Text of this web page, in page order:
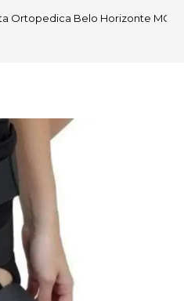
Ortopedica Belo Horizonte MG